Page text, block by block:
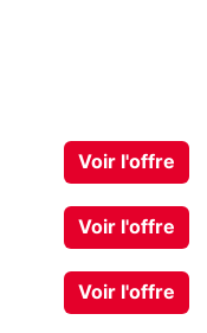
Voir l'offre
Voir l'offre
Voir l'offre